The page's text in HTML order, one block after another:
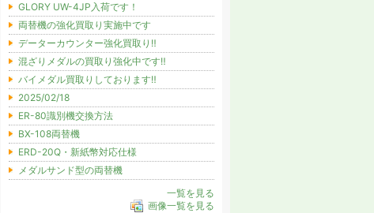
GLORY UW-4JP入荷です！
両替機の強化買取り実施中です
データーカウンター強化買取り‼️
混ざりメダルの買取り強化中です‼️
バイメダル買取りしております‼️
2025/02/18
ER-80識別機交換方法
BX-108両替機
ERD-20Q・新紙幣対応仕様
メダルサンド型の両替機
一覧を見る
画像一覧を見る